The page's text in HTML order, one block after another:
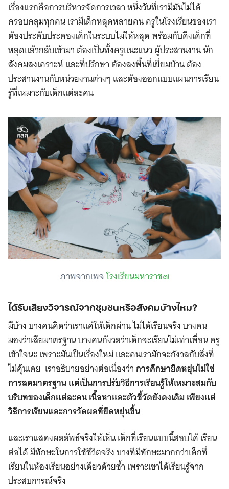
เรื่องแรกคือการบริหารจัดการเวลา หนึ่งวันที่เรามีมันไม่ได้
ครอบคลุมทุกคน เรามีเด็กหลุดหลายคน ครูในโรงเรียนของเรา
ต้องประคับประคองเด็กในระบบไม่ให้หลุด พร้อมกับดึงเด็กที่
หลุดแล้วกลับเข้ามา ต้องเป็นทั้งครูแนะแนว ผู้ประสานงาน นัก
สังคมสงเคราะห์ และที่ปรึกษา ต้องลงพื้นที่เยี่ยมบ้าน ต้อง
ประสานงานกับหน่วยงานต่างๆ และต้องออกแบบแผนการเรียน
รู้ที่เหมาะกับเด็กแต่ละคน
ภาพจากเพจโรงเรียนมหาราช๗
ได้รับเสียงวิจารณ์จากชุมชนหรือสังคมบ้างไหม?
มีบ้าง บางคนคิดว่าเราแค่ให้เด็กผ่าน ไม่ได้เรียนจริง บางคน
มองว่าเสียมาตรฐาน บางคนกังวลว่าเด็กจะเรียนไม่เท่าเพื่อน ครู
เข้าใจนะ เพราะมันเป็นเรื่องใหม่ และคนเรามักจะกังวลกับสิ่งที่
ไม่คุ้นเคย เราอธิบายอย่างต่อเนื่องว่าการศึกษายืดหยุ่นไม่ใช่
การลดมาตรฐาน แต่เป็นการปรับวิธีการเรียนรู้ให้เหมาะสมกับ
บริบทของเด็กแต่ละคน เนื้อหาและตัวชี้วัดยังคงเดิม เพียงแต่
วิธีการเรียนและการวัดผลที่ยืดหยุ่นขึ้น
และเราแสดงผลลัพธ์จริงให้เห็น เด็กที่เรียนแบบนี้สอบได้ เรียน
ต่อได้ มีทักษะในการใช้ชีวิตจริง บางทีมีทักษะมากกว่าเด็กที่
เรียนในห้องเรียนอย่างเดียวด้วยซ้ำ เพราะเขาได้เรียนรู้จาก
ประสบการณ์จริง